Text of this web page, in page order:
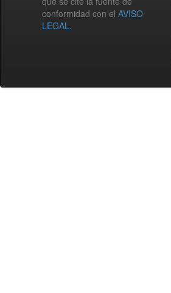
conformidad con el AVISO
LEGAL.